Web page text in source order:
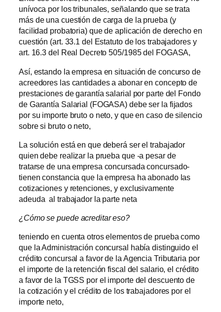
unívoca por los tribunales, señalando que se trata
más de una cuestión de carga de la prueba (y
facilidad probatoria) que de aplicación de derecho en
cuestión (art. 33.1 del Estatuto de los trabajadores y
art. 16.3 del Real Decreto 505/1985 del FOGASA,
Así, estando la empresa en situación de concurso de
acreedores las cantidades a abonar en concepto de
prestaciones de garantía salarial por parte del Fondo
de Garantía Salarial (FOGASA) debe ser la fijados
por su importe bruto o neto, y que en caso de silencio
sobre si bruto o neto,
La solución está en que deberá ser el trabajador
quien debe realizar la prueba que -a pesar de
tratarse de una empresa concursada concursado-
tienen constancia que la empresa ha abonado las
cotizaciones y retenciones, y exclusivamente
adeuda al trabajador la parte neta
¿Cómo se puede acreditar eso?
teniendo en cuenta otros elementos de prueba como
que la Administración concursal había distinguido el
crédito concursal a favor de la Agencia Tributaria por
el importe de la retención fiscal del salario, el crédito
a favor de la TGSS por el importe del descuento de
la cotización y el crédito de los trabajadores por el
importe neto,